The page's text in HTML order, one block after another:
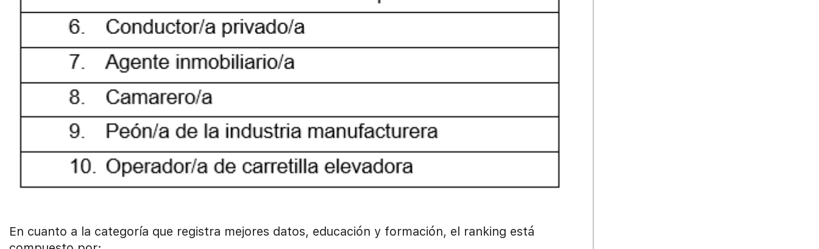
En cuanto a la categoría que registra mejores datos, educación y formación, el ranking está